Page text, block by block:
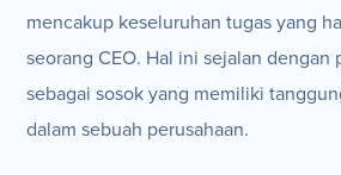
mencakup keseluruhan tugas yang
seorang CEO. Hal ini sejalan dengan
sebagai sosok yang memiliki
dalam sebuah perusahaan.